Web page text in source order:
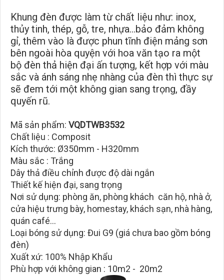
Khung đèn được làm từ chất liệu như: inox,
thủy tinh, thép, gỗ, tre, nhựa…bảo đảm không
gỉ, thêm vào là được phun tĩnh điện mảng sơn
bên ngoài hòa quyện với hoa văn tạo ra một
bộ đèn thả hiện đại ấn tượng, kết hợp với màu
sắc và ánh sáng nhẹ nhàng của đèn thì thực sự
sẽ đem tới một không gian sang trọng, đầy
quyến rũ.
Mã sản phẩm: VQDTWB3532
Chất liệu : Composit
Kích thước: Ø350mm - H320mm
Màu sắc : Trắng
Dây thả điều chỉnh được độ dài ngắn
Thiết kế hiện đại, sang trọng
Nơi sử dụng: phòng ăn, phòng khách căn hộ, nhà ở,
cửa hiệu trưng bày, homestay, khách sạn, nhà hàng,
quán café...
Loại bóng sử dụng: Đui G9 (giá chưa bao gồm bóng
đèn)
Xuất xứ: 100% Nhập Khẩu
Phù hợp với không gian : 10m2 - 20m2